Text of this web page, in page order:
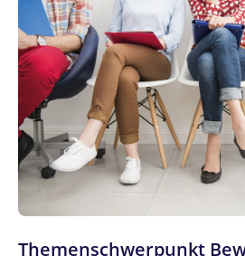
Themenschwerpunkt